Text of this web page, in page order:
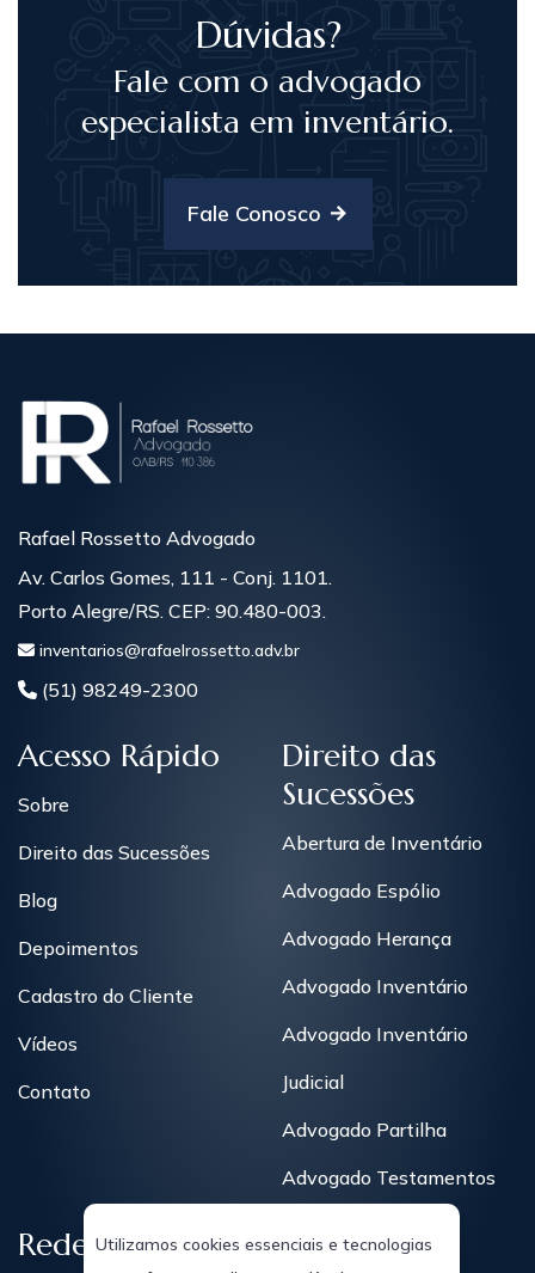
Dúvidas?
Fale com o advogado
especialista em inventário.
Fale Conosco
Rafael Rossetto Advogado
Av. Carlos Gomes, 111 - Conj. 1101.
Porto Alegre/RS. CEP: 90.480-003.
inventarios@rafaelrossetto.adv.br
(51) 98249-2300
Acesso Rápido
Sobre
Direito das Sucessões
Blog
Depoimentos
Cadastro do Cliente
Vídeos
Contato
Direito das
Sucessões
Abertura de Inventário
Advogado Espólio
Advogado Herança
Advogado Inventário
Advogado Inventário
Judicial
Advogado Partilha
Advogado Testamentos
Redes Sociais
Utilizamos cookies essenciais e tecnologias